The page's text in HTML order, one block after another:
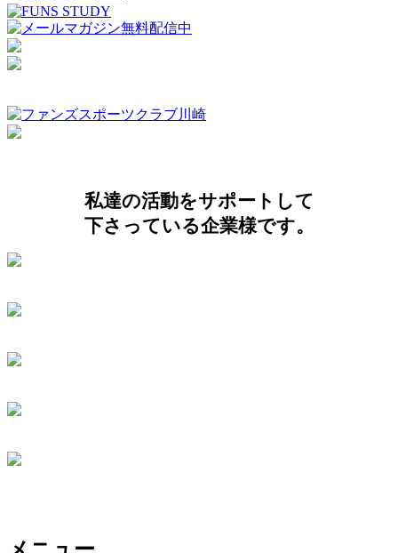
私達の活動をサポートして
下さっている企業様です。